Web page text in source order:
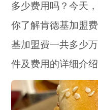
多少费用吗？今天
你了解肯德基加盟
基加盟费一共多少
件及费用的详细介绍